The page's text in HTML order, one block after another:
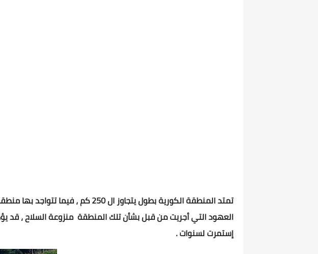
تمتد المنطقة الكورية بطول يتجاوز
العهود التي أجريت من قبل بشأن تلك المنطقة منزوعة السلاح ، قد
إستمرت لسنوات .